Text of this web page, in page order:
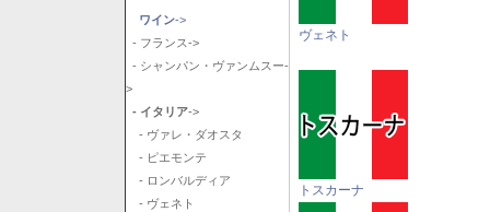
ワイン->
- フランス->
- シャンパン・ヴァンムスー-
>
- イタリア->
- ヴァレ・ダオスタ
- ピエモンテ
- ロンバルディア
- ヴェネト
ヴェネト
トスカーナ